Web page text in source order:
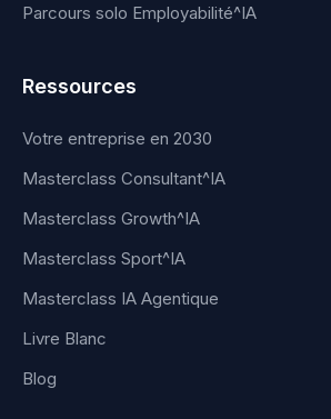
Parcours solo Employabilité^IA
Ressources
Votre entreprise en 2030
Masterclass Consultant^IA
Masterclass Growth^IA
Masterclass Sport^IA
Masterclass IA Agentique
Livre Blanc
Blog